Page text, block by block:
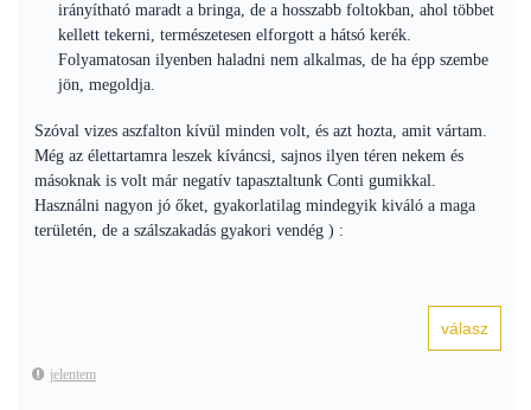
irányítható maradt a bringa, de a hosszabb foltokban, ahol többet
kellett tekerni, természetesen elforgott a hátsó kerék.
Folyamatosan ilyenben haladni nem alkalmas, de ha épp szembe
jön, megoldja.
Szóval vizes aszfalton kívül minden volt, és azt hozta, amit vártam.
Még az élettartamra leszek kíváncsi, sajnos ilyen téren nekem és
másoknak is volt már negatív tapasztaltunk Conti gumikkal.
Használni nagyon jó őket, gyakorlatilag mindegyik kiváló a maga
területén, de a szálszakadás gyakori vendég ) :
jelentem